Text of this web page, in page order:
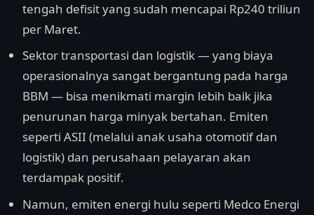
tengah defisit yang sudah mencapai Rp240 triliun
per Maret.
Sektor transportasi dan logistik — yang biaya
operasionalnya sangat bergantung pada harga
BBM — bisa menikmati margin lebih baik jika
penurunan harga minyak bertahan. Emiten
seperti ASII (melalui anak usaha otomotif dan
logistik) dan perusahaan pelayaran akan
terdampak positif.
Namun, emiten energi hulu seperti Medco Energi